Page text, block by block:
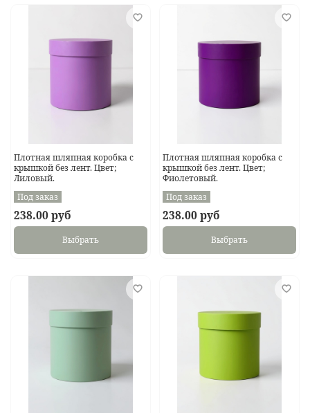
Плотная шляпная коробка с
крышкой без лент. Цвет;
Лиловый.
Под заказ
238.00 руб
Выбрать
Плотная шляпная коробка с
крышкой без лент. Цвет;
Фиолетовый.
Под заказ
238.00 руб
Выбрать